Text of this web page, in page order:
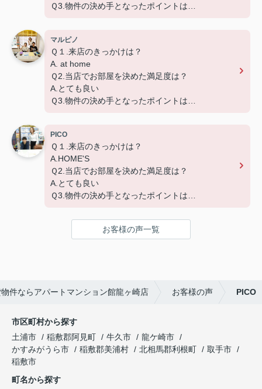
Ｑ3.物件の決め手となったポイントは？
マルピノ
Ｑ１.来店のきっかけは？
A. at home
Ｑ2.当店でお部屋を決めた満足度は？
A.とても良い
Ｑ3.物件の決め手となったポイントは？
PICO
Ｑ１.来店のきっかけは？
A.HOME'S
Ｑ2.当店でお部屋を決めた満足度は？
A.とても良い
Ｑ3.物件の決め手となったポイントは？
お客様の声一覧
件ならアパートマンション館龍ヶ崎店 お客様の声 PICO
市区町村から探す
土浦市
稲敷郡阿見町 牛久市
龍ケ崎市
かすみがうら市
稲敷郡美浦村 北相馬郡利根町
取手市
稲敷市
町名から探す